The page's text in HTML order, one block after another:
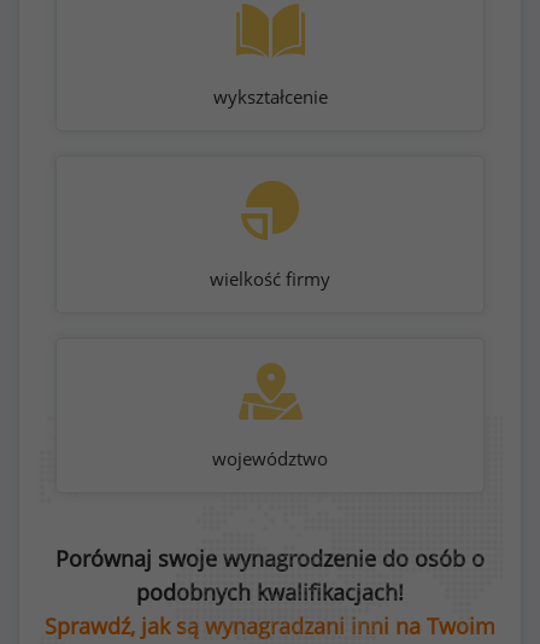
wykształcenie
wielkość firmy
województwo
Porównaj swoje wynagrodzenie do osób o
podobnych kwalifikacjach!
Sprawdź, jak są wynagradzani inni na Twoim